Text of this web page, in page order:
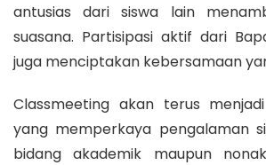
antusias dari siswa lain
suasana. Partisipasi aktif dari
juga menciptakan kebersamaan
Classmeeting akan terus
yang memperkaya pengalaman
bidang akademik maupun